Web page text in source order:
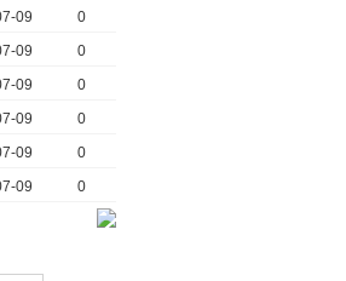
09
0
09
0
09
0
09
0
09
0
09 0